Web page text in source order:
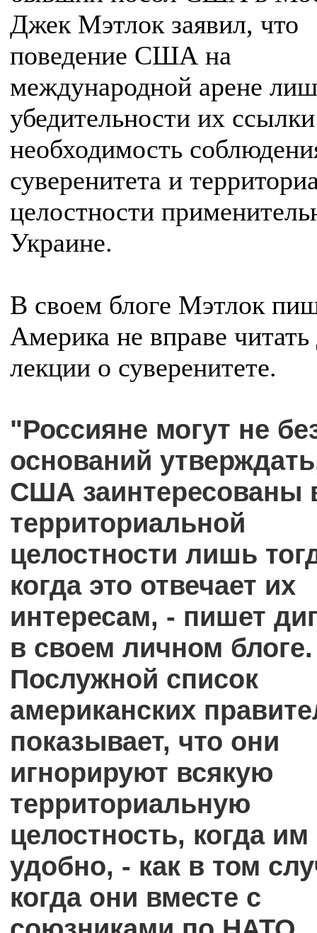
Джек Мэтлок заявил, что
поведение США на
международной арене
убедительности их
необходимость
суверенитета и
целостности
Украине.
В своем блоге Мэтлок
Америка не вправе
лекции о суверенитете.
"Россияне могут не
оснований
США заинтересованы
территориальной
целостности лишь
когда это отвечает их
интересам, - пишет
в своем личном
Послужной список
американских
показывает, что они
игнорируют всякую
территориальную
целостность, когда им
удобно, - как в том
когда они вместе с